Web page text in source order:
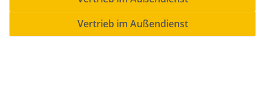
Vertrieb im Außendienst